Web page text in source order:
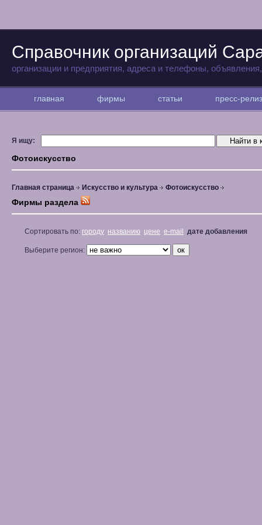
Справочник организаций
организации и предприятия, адреса и телефоны,
главная фирмы статьи пресс-
Я ищу:
Фотоискусство
Главная страница Искусство и культура Фотоискусство
Фирмы раздела
Сортировать по: городу названию цене e-mail дате добавления
Выберите регион: